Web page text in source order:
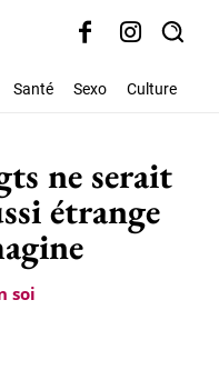
Santé Sexo Culture
ne serait
étrange
soi